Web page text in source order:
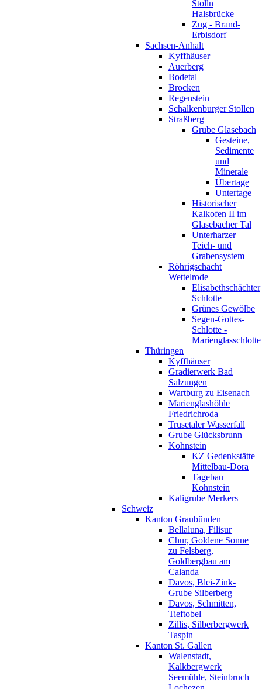
Stolln
Halsbrücke
Zug - Brand-
Erbisdorf
Sachsen-Anhalt
Kyffhäuser
Auerberg
Bodetal
Brocken
Regenstein
Schalkenburger Stollen
Straßberg
Grube Glasebach
Gesteine,
Sedimente
und
Minerale
Übertage
Untertage
Historischer
Kalkofen II im
Glasebacher Tal
Unterharzer
Teich- und
Grabensystem
Röhrigschacht
Wettelrode
Elisabethschächter
Schlotte
Grünes Gewölbe
Segen-Gottes-
Schlotte -
Marienglasschlotte
Thüringen
Kyffhäuser
Gradierwerk Bad
Salzungen
Wartburg zu Eisenach
Marienglashöhle
Friedrichroda
Trusetaler Wasserfall
Grube Glücksbrunn
Kohnstein
KZ Gedenkstätte
Mittelbau-Dora
Tagebau
Kohnstein
Kaligrube Merkers
Schweiz
Kanton Graubünden
Bellaluna, Filisur
Chur, Goldene Sonne
zu Felsberg,
Goldbergbau am
Calanda
Davos, Blei-Zink-
Grube Silberberg
Davos, Schmitten,
Tieftobel
Zillis, Silberbergwerk
Taspin
Kanton St. Gallen
Walenstadt,
Kalkbergwerk
Seemühle, Steinbruch